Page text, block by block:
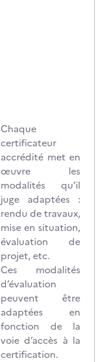
Chaque
certificateur
accrédité met en
œuvre les
modalités qu’il
juge adaptées :
rendu de travaux,
mise en situation,
évaluation de
projet, etc.
Ces modalités
d’évaluation
peuvent être
adaptées en
fonction de la
voie d’accès à la
certification.